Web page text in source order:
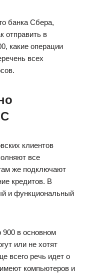
банка Сбера,
отправить в
какие операции
всех
клиентов
все
же подключают
кредитов. В
и функциональный
в основном
или не хотят
всего речь идет о
компьютеров и